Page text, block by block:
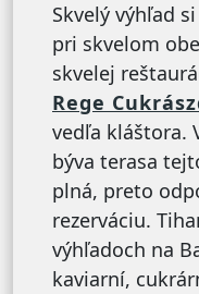
Skvelý výhľad
pri skvelom
skvelej
Rege
vedľa kláštora.
býva terasa
plná, preto
rezerváciu.
výhľadoch na
kaviarní,